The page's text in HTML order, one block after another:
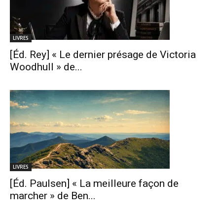
LIVRES
[Éd. Rey] « Le dernier présage de Victoria
Woodhull » de...
LIVRES
[Éd. Paulsen] « La meilleure façon de
marcher » de Ben...